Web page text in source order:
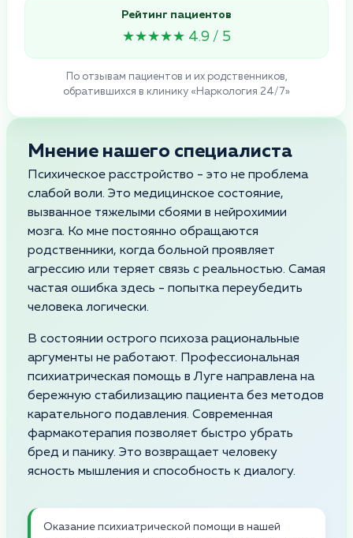
Рейтинг пациентов
★★★★★ 4.9 / 5
По отзывам пациентов и их родственников,
обратившихся в клинику «Наркология 24/7»
Мнение нашего специалиста
Психическое расстройство - это не проблема
слабой воли. Это медицинское состояние,
вызванное тяжелыми сбоями в нейрохимии
мозга. Ко мне постоянно обращаются
родственники, когда больной проявляет
агрессию или теряет связь с реальностью. Самая
частая ошибка здесь - попытка переубедить
человека логически.
В состоянии острого психоза рациональные
аргументы не работают. Профессиональная
психиатрическая помощь в Луге направлена на
бережную стабилизацию пациента без методов
карательного подавления. Современная
фармакотерапия позволяет быстро убрать
бред и панику. Это возвращает человеку
ясность мышления и способность к диалогу.
Оказание психиатрической помощи в нашей